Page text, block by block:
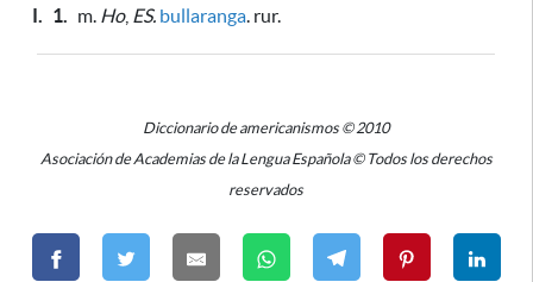
I. 1. m. Ho, ES. bullaranga. rur.
Diccionario de americanismos © 2010
Asociación de Academias de la Lengua Española © Todos los derechos
reservados